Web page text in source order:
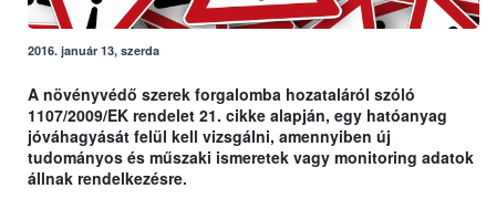
2016. január 13, szerda
A növényvédő szerek forgalomba hozataláról szóló
1107/2009/EK rendelet 21. cikke alapján, egy hatóanyag
jóváhagyását felül kell vizsgálni, amennyiben új
tudományos és műszaki ismeretek vagy monitoring adatok
állnak rendelkezésre.